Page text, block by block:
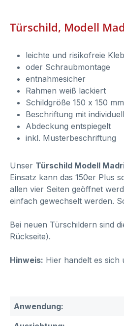
Türschild, Modell
leichte und risikofreie
oder Schraubmontage
entnahmesicher
Rahmen weiß lackiert
Schildgröße 150 x 150 mm
Beschriftung mit
Abdeckung entspiegelt
inkl. Musterbeschriftung
Unser Türschild Modell
Einsatz kann das 150er Plus
allen vier Seiten geöffnet
einfach gewechselt werden.
Bei neuen Türschildern sind
Rückseite).
Hinweis: Hier handelt es sich
Anwendung: